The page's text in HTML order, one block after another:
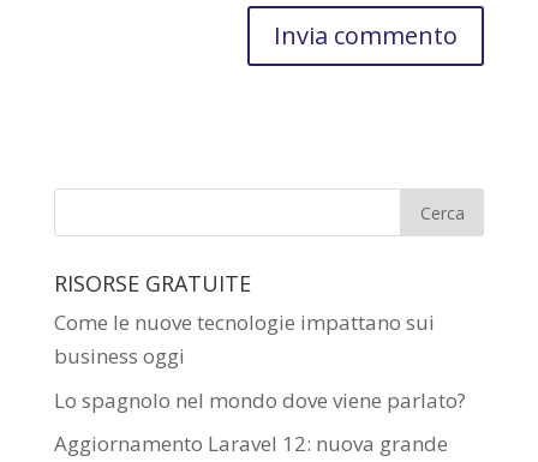
RISORSE GRATUITE
Come le nuove tecnologie impattano sui
business oggi
Lo spagnolo nel mondo dove viene parlato?
Aggiornamento Laravel 12: nuova grande